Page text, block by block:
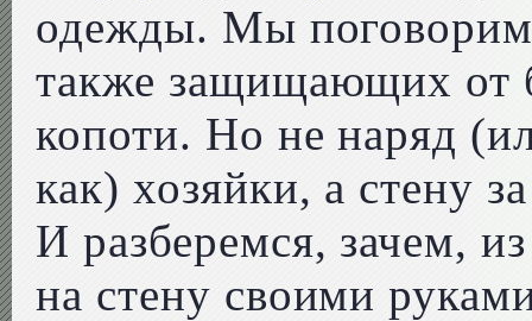
одежды. Мы
также защищающих от
копоти. Но не наряд
как) хозяйки, а стену
И разберемся, зачем,
на стену своими